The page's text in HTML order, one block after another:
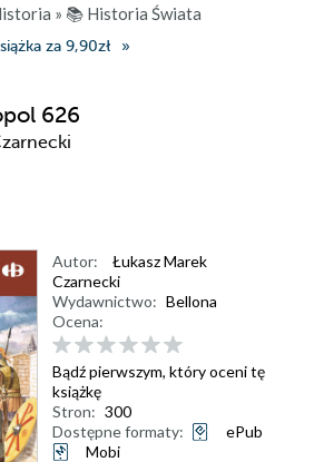
» 📚 Historia Świata
za 9,90zł
626
Autor:
Łukasz Marek
Czarnecki
Wydawnictwo: Bellona
Ocena:
Bądź pierwszym, który oceni tę
książkę
Stron: 300
Dostępne formaty:
ePub
Mobi